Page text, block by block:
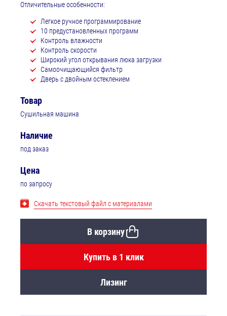
Отличительные особенности:
Легкое ручное программирование
10 предустановленных программ
Контроль влажности
Контроль скорости
Широкий угол открывания люка загрузки
Самоочищающийся фильтр
Дверь с двойным остеклением
Товар
Сушильная машина
Наличие
под заказ
Цена
по запросу
Скачать текстовый файл с материалами
В корзину
Купить в 1 клик
Лизинг